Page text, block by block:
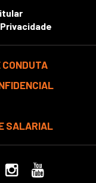
CONDUTA
SALARIAL